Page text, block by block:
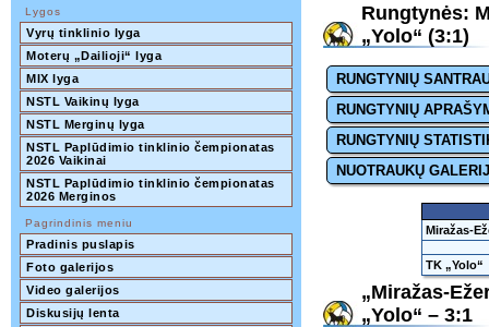
Lygos
Vyrų tinklinio lyga
Moterų „Dailioji“ lyga
MIX lyga
NSTL Vaikinų lyga
NSTL Merginų lyga
NSTL Paplūdimio tinklinio čempionatas
2026 Vaikinai
NSTL Paplūdimio tinklinio čempionatas
2026 Merginos
Pagrindinis meniu
Pradinis puslapis
Foto galerijos
Video galerijos
Diskusijų lenta
Rungtynės:
„Yolo“ (3:1)
RUNGTYNIŲ
RUNGTYNIŲ
RUNGTYNIŲ
NUOTRAUKŲ
Miražas-
TK „Yolo“
„Miražas-
„Yolo“ – 3:1